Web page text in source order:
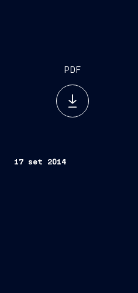
PDF
17 set 2014